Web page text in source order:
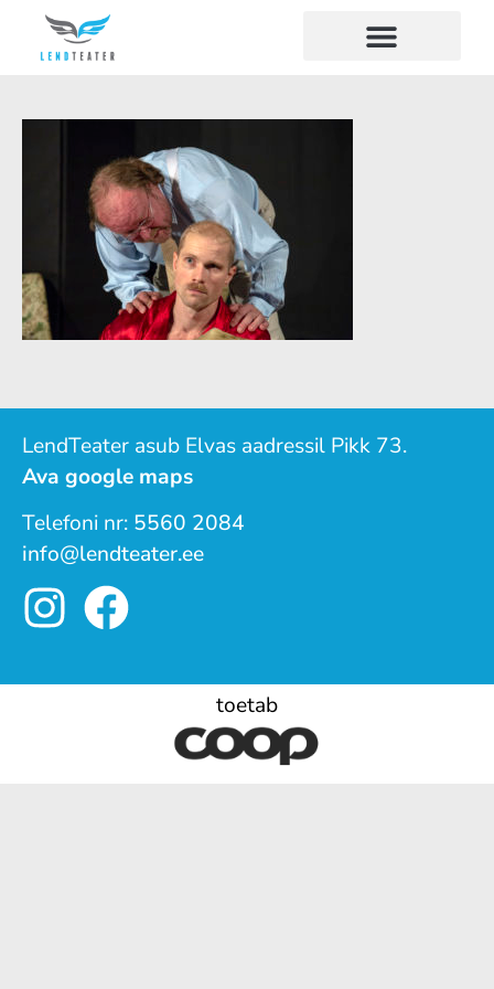
LendTeater asub Elvas aadressil Pikk 73.
Ava google maps
Telefoni nr: 5560 2084
info@lendteater.ee
toetab